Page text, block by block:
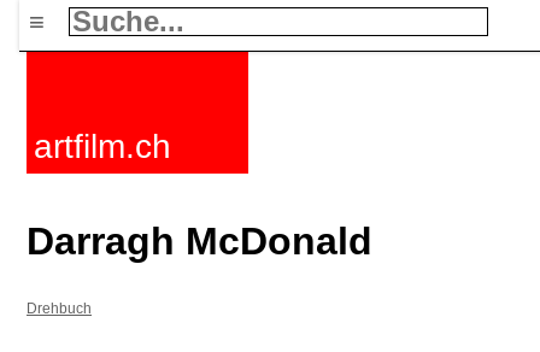
≡
artfilm.ch
Darragh McDonald
Drehbuch